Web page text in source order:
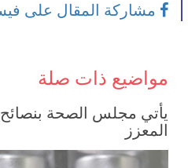
مشاركة المقال على
مواضيع ذات صلة
يأتي مجلس الصحة بنصائح
المعزز